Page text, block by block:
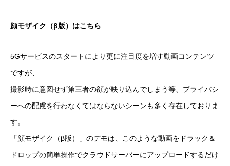
顔モザイク（β版）はこちら
5Gサービスのスタートにより更に注目度を増す動画コンテンツ
ですが、
撮影時に意図せず第三者の顔が映り込んでしまう等、プライバシ
ーへの配慮を行わなくてはならないシーンも多く存在しておりま
す。
「顔モザイク（β版）」のデモは、このような動画をドラック＆
ドロップの簡単操作でクラウドサーバーにアップロードするだけ